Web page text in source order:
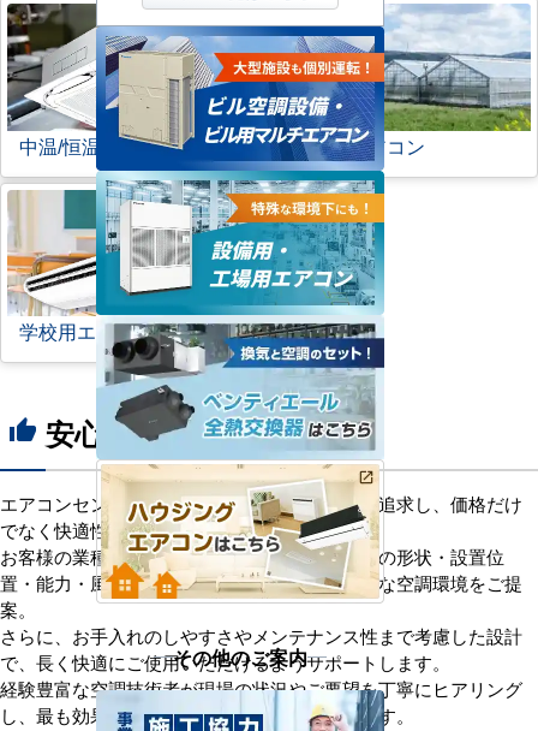
中温/恒温用エアコン 農業用エアコン
学校用エアコン
thumb_up 安心の8つのポイント
エアコンセンターACは、「格安＋α」の価値を追求し、価格だけ
でなく快適性と機能性にもこだわっています。
お客様の業種や施設の形態に合わせて、室内機の形状・設置位
置・能力・風向きなどを総合的に検討し、最適な空調環境をご提
案。
さらに、お手入れのしやすさやメンテナンス性まで考慮した設計
で、長く快適にご使用いただけるようサポートします。
経験豊富な空調技術者が現場の状況やご要望を丁寧にヒアリング
し、最も効果的で効率的なプランをお届けします。
その他のご案内